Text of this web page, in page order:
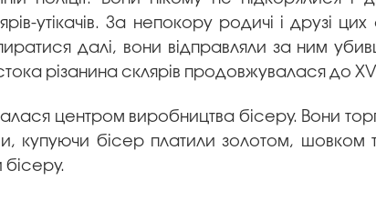
утікачів. За непокору родичі і друзі цих
далі, вони відправляли за ним
різанина склярів продовжувалася до
центром виробництва бісеру. Вони
купуючи бісер платили золотом, шовком
бісеру.